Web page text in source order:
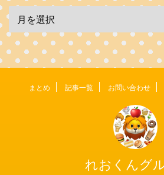
まとめ 記事一覧 お問い合わせ
れおくんグ